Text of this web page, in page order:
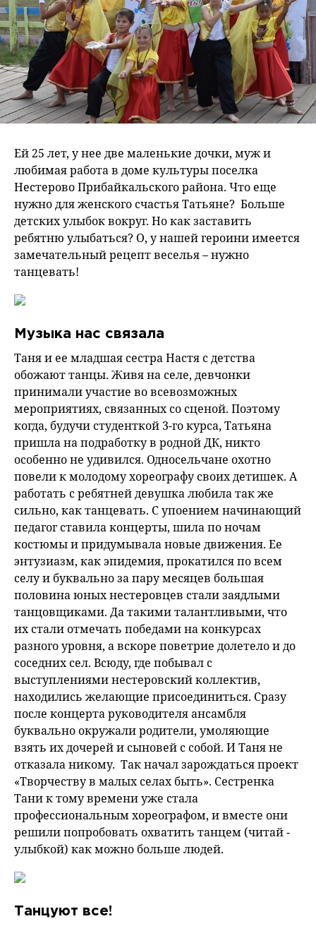
Ей 25 лет, у нее две маленькие дочки, муж и
любимая работа в доме культуры поселка
Нестерово Прибайкальского района. Что еще
нужно для женского счастья Татьяне? Больше
детских улыбок вокруг. Но как заставить
ребятню улыбаться? О, у нашей героини имеется
замечательный рецепт веселья – нужно
танцевать!
Музыка нас связала
Таня и ее младшая сестра Настя с детства
обожают танцы. Живя на селе, девчонки
принимали участие во всевозможных
мероприятиях, связанных со сценой. Поэтому
когда, будучи студенткой 3-го курса, Татьяна
пришла на подработку в родной ДК, никто
особенно не удивился. Односельчане охотно
повели к молодому хореографу своих детишек. А
работать с ребятней девушка любила так же
сильно, как танцевать. С упоением начинающий
педагог ставила концерты, шила по ночам
костюмы и придумывала новые движения. Ее
энтузиазм, как эпидемия, прокатился по всем
селу и буквально за пару месяцев большая
половина юных нестеровцев стали заядлыми
танцовщиками. Да такими талантливыми, что
их стали отмечать победами на конкурсах
разного уровня, а вскоре поветрие долетело и до
соседних сел. Всюду, где побывал с
выступлениями нестеровский коллектив,
находились желающие присоединиться. Сразу
после концерта руководителя ансамбля
буквально окружали родители, умоляющие
взять их дочерей и сыновей с собой. И Таня не
отказала никому. Так начал зарождаться проект
«Творчеству в малых селах быть». Сестренка
Тани к тому времени уже стала
профессиональным хореографом, и вместе они
решили попробовать охватить танцем (читай -
улыбкой) как можно больше людей.
Танцуют все!